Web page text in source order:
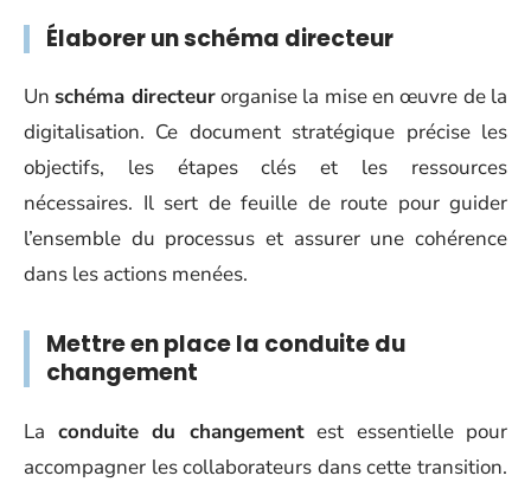
Élaborer un schéma directeur
Un schéma directeurorganise la mise en œuvre de la
digitalisation. Ce document stratégique précise les
objectifs, les étapes clés et les ressources
nécessaires. Il sert de feuille de route pour guider
l’ensemble du processus et assurer une cohérence
dans les actions menées.
Mettre en place la conduite du
changement
La conduite du changementest essentielle pour
accompagner les collaborateurs dans cette transition.